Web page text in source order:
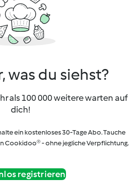
was du siehst?
als 100 000 weitere warten auf
dich!
ein kostenloses 30-Tage Abo. Tauche
Cookidoo® - ohne jegliche Verpflichtung.
registrieren